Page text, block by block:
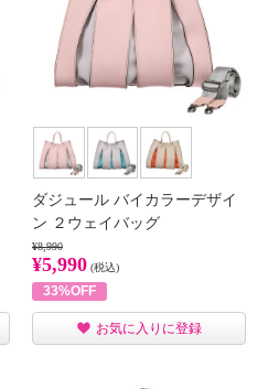
ダジュール バイカラーデザイ
ン ２ウェイバッグ
¥8,990
¥5,990 (税込)
33%OFF
お気に入りに登録